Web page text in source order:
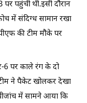
पहुंची थी.इसी दौरान
में संदिग्ध सामान रखा
की टीम मौके पर
6 पर काले रंग के दो
ने पैकेट खोलकर देखा
में सामने आया कि